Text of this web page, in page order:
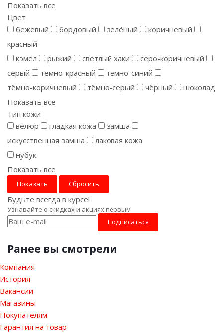
Показать все
Цвет
бежевый
бордовый зелёный
коричневый
красный
кэмел
рыжий светлый хаки
серо-коричневый
серый
темно-красный
темно-синий
тёмно-коричневый
тёмно-серый чёрный
шоколад
Показать все
Тип кожи
велюр
гладкая кожа
замша
искусственная замша
лаковая кожа
нубук
Показать все
Сбросить
Будьте всегда в курсе!
Узнавайте о скидках и акциях первым
Ранее вы смотрели
Компания
История
Вакансии
Магазины
Покупателям
Гарантия на товар